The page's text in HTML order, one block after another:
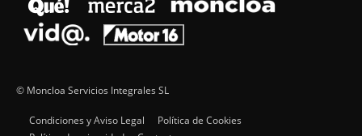
© Moncloa Servicios Integrales SL
Condiciones y Aviso Legal
Política de Cookies